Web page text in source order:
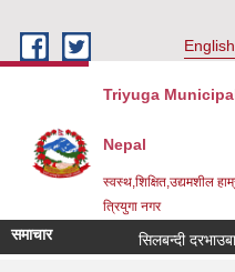
English
Triyuga
Nepal
स्वस्थ,शिक्षित,उद्यमशील
त्रियुगा नगर
समाचार सिलबन्दी